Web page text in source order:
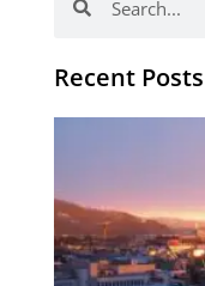
Recent Posts